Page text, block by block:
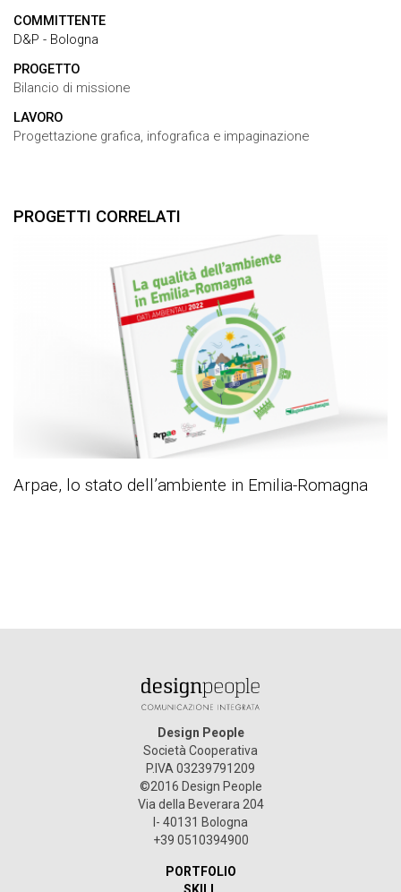
COMMITTENTE
D&P - Bologna
PROGETTO
Bilancio di missione
LAVORO
Progettazione grafica, infografica e impaginazione
PROGETTI CORRELATI
Arpae, lo stato dell’ambiente in Emilia-Romagna
Design People
Società Cooperativa
P.IVA 03239791209
©2016 Design People
Via della Beverara 204
I- 40131 Bologna
+39 0510394900
PORTFOLIO